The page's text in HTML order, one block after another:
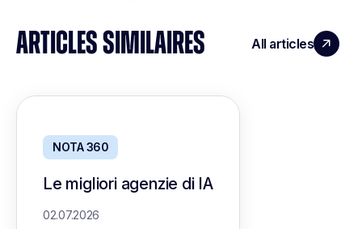
ARTICLES SIMILAIRES All articles
NOTA 360
Le migliori agenzie di IA
02.07.2026